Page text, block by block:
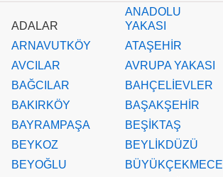
ADALAR
ANADOLU
YAKASI
ARNAVUTKÖY
ATAŞEHİR
AVCILAR
AVRUPA YAKASI
BAĞCILAR
BAHÇELİEVLER
BAKIRKÖY
BAŞAKŞEHİR
BAYRAMPAŞA
BEŞİKTAŞ
BEYKOZ
BEYLİKDÜZÜ
BEYOĞLU
BÜYÜKÇEKMECE